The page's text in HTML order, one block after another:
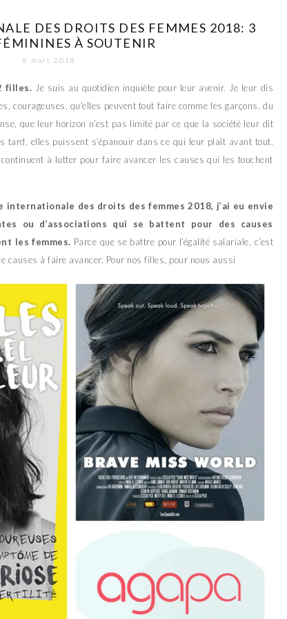
DES DROITS DES FEMMES 2018: 3
À SOUTENIR
8 mars 2018
filles. Je suis au quotidien inquiète pour leur avenir. Je leur dis
courageuses, qu’elles peuvent tout faire comme les garçons, du
que leur horizon n’est pas limité par ce que la société leur dit
tard, elles puissent s’épanouir dans ce qui leur plaît avant tout.
à lutter pour faire avancer les causes qui les touchent
des droits des femmes 2018, j’ai eu envie
ou d’associations qui se battent pour des causes
les femmes. Parce que se battre pour l’égalité salariale, c’est
causes à faire avancer. Pour nos filles, pour nous aussi